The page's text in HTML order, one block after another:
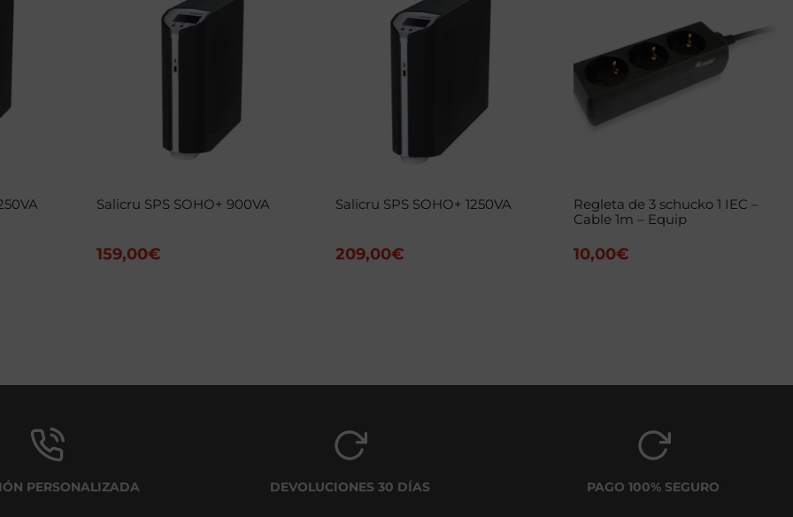
Salicru SPS SOHO+ 900VA
159,00€
Salicru SPS SOHO+ 1250VA
209,00€
Regleta de 3 schucko 1 IEC –
Cable 1m – Equip
10,00€
PERSONALIZADA DEVOLUCIONES 30 DÍAS PAGO 100% SEGURO